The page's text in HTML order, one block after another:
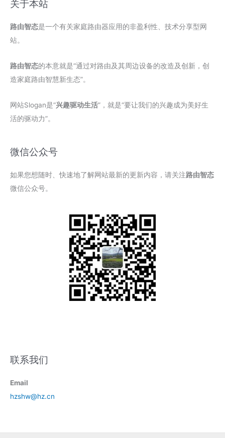
关于本站
路由智态是一个有关家庭路由器应用的非盈利性、技术分享型网
站。
路由智态的本意就是“通过对路由及其周边设备的改造及创新，创
造家庭路由智慧新生态”。
网站Slogan是“兴趣驱动生活”，就是“要让我们的兴趣成为美好生
活的驱动力”。
微信公众号
如果您想随时、快速地了解网站最新的更新内容，请关注路由智态
微信公众号。
联系我们
Email
hzshw@hz.cn